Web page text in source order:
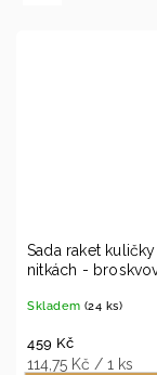
Plátek
oranžový
Skladem
149 Kč / 1 ks